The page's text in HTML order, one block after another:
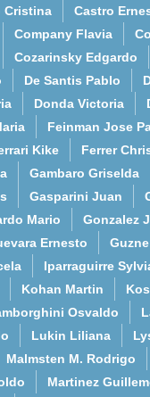
Cristina
Castro
Company Flavia
Cozarinsky Edgardo
De Santis Pablo
Donda Victoria
Feinman Jose
Kike
Ferrer
Gambaro Griselda
Gasparini Juan
Mario
Gonzalez
Ernesto
Iparraguirre
Kohan Martin
Osvaldo
Lukin Liliana
Malmsten M. Rodrigo
Martinez